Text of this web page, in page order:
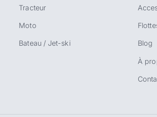
Tracteur
Moto
Bateau / Jet-ski Blog
À